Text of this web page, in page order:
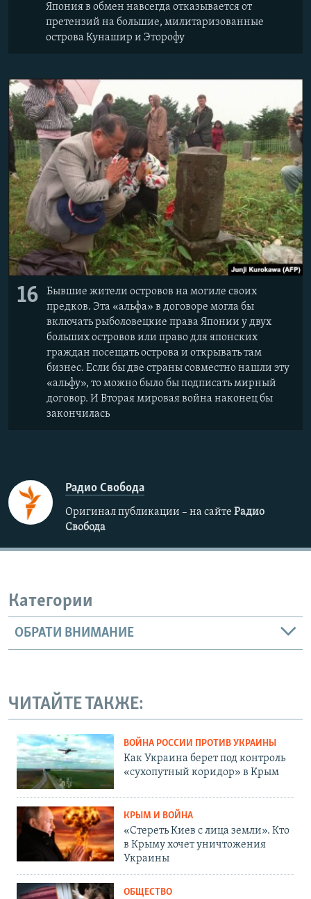
Япония в обмен навсегда отказывается от
претензий на большие, милитаризованные
острова Кунашир и Эторофу
16
Бывшие жители островов на могиле своих
предков. Эта «альфа» в договоре могла бы
включать рыболовецкие права Японии у двух
больших островов или право для японских
граждан посещать острова и открывать там
бизнес. Если бы две страны совместно нашли эту
«альфу», то можно было бы подписать мирный
договор. И Вторая мировая война наконец бы
закончилась
Радио Свобода
Оригинал публикации – на сайте Радио
Свобода
Категории
ОБРАТИ ВНИМАНИЕ
ЧИТАЙТЕ ТАКЖЕ:
ВОЙНА РОССИИ ПРОТИВ УКРАИНЫ
Как Украина берет под контроль
«сухопутный коридор» в Крым
КРЫМ И ВОЙНА
«Стереть Киев с лица земли». Кто
в Крыму хочет уничтожения
Украины
ОБЩЕСТВО